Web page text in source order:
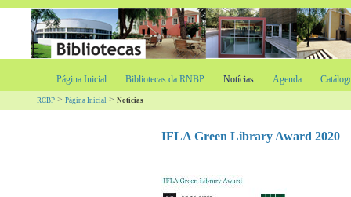
Página Inicial Bibliotecas da RNBP Notícias Agenda
RCBP > Página Inicial > Notícias
IFLA Green Library Award 2020